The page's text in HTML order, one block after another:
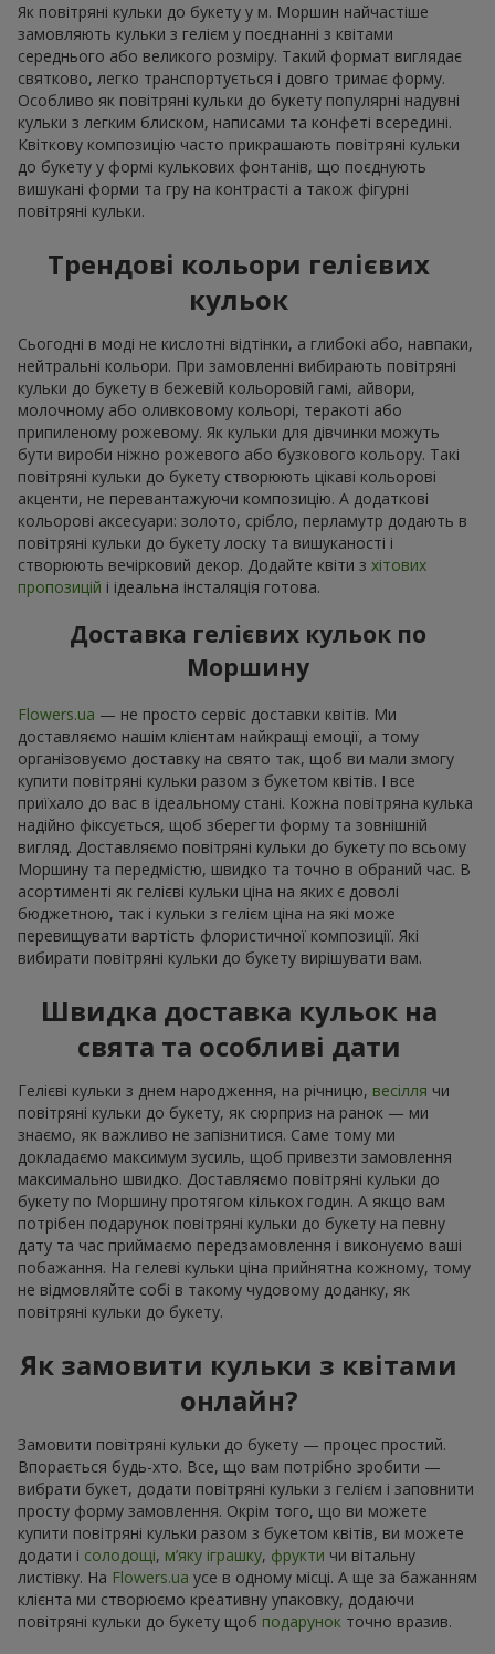
Як повітряні кульки до букету у м. Моршин найчастіше
замовляють кульки з гелієм у поєднанні з квітами
середнього або великого розміру. Такий формат виглядає
святково, легко транспортується і довго тримає форму.
Особливо як повітряні кульки до букету популярні надувні
кульки з легким блиском, написами та конфеті всередині.
Квіткову композицію часто прикрашають повітряні кульки
до букету у формі кулькових фонтанів, що поєднують
вишукані форми та гру на контрасті а також фігурні
повітряні кульки.
Трендові кольори гелієвих
кульок
Сьогодні в моді не кислотні відтінки, а глибокі або, навпаки,
нейтральні кольори. При замовленні вибирають повітряні
кульки до букету в бежевій кольоровій гамі, айвори,
молочному або оливковому кольорі, теракоті або
припиленому рожевому. Як кульки для дівчинки можуть
бути вироби ніжно рожевого або бузкового кольору. Такі
повітряні кульки до букету створюють цікаві кольорові
акценти, не перевантажуючи композицію. А додаткові
кольорові аксесуари: золото, срібло, перламутр додають в
повітряні кульки до букету лоску та вишуканості і
створюють вечірковий декор. Додайте квіти з хітових
пропозицій і ідеальна інсталяція готова.
Доставка гелієвих кульок по
Моршину
Flowers.ua — не просто сервіс доставки квітів. Ми
доставляємо нашім клієнтам найкращі емоції, а тому
організовуємо доставку на свято так, щоб ви мали змогу
купити повітряні кульки разом з букетом квітів. І все
приїхало до вас в ідеальному стані. Кожна повітряна кулька
надійно фіксується, щоб зберегти форму та зовнішній
вигляд. Доставляємо повітряні кульки до букету по всьому
Моршину та передмістю, швидко та точно в обраний час. В
асортименті як гелієві кульки ціна на яких є доволі
бюджетною, так і кульки з гелієм ціна на які може
перевищувати вартість флористичної композиції. Які
вибирати повітряні кульки до букету вирішувати вам.
Швидка доставка кульок на
свята та особливі дати
Гелієві кульки з днем народження, на річницю, весілля чи
повітряні кульки до букету, як сюрприз на ранок — ми
знаємо, як важливо не запізнитися. Саме тому ми
докладаємо максимум зусиль, щоб привезти замовлення
максимально швидко. Доставляємо повітряні кульки до
букету по Моршину протягом кількох годин. А якщо вам
потрібен подарунок повітряні кульки до букету на певну
дату та час приймаємо передзамовлення і виконуємо ваші
побажання. На гелеві кульки ціна прийнятна кожному, тому
не відмовляйте собі в такому чудовому доданку, як
повітряні кульки до букету.
Як замовити кульки з квітами
онлайн?
Замовити повітряні кульки до букету — процес простий.
Впорається будь-хто. Все, що вам потрібно зробити —
вибрати букет, додати повітряні кульки з гелієм і заповнити
просту форму замовлення. Окрім того, що ви можете
купити повітряні кульки разом з букетом квітів, ви можете
додати і солодощі, м’яку іграшку, фрукти чи вітальну
листівку. На Flowers.ua усе в одному місці. А ще за бажанням
клієнта ми створюємо креативну упаковку, додаючи
повітряні кульки до букету щоб подарунок точно вразив.